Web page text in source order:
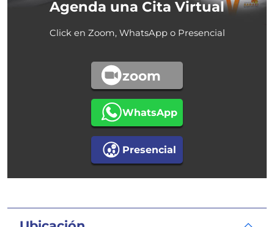
Agenda una Cita Virtual
Click en Zoom, WhatsApp o Presencial
zoom
WhatsApp
Presencial